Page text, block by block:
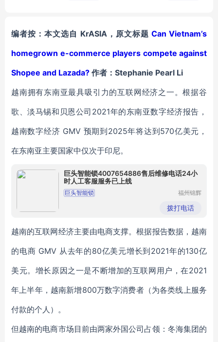
编者按：本文选自 KrASIA，原文标题 Can Vietnam’s
homegrown e-commerce players compete against
Shopee and Lazada? 作者：Stephanie Pearl Li
越南拥有东南亚最具吸引力的互联网经济之一。根据谷
歌、淡马锡和贝恩公司2021年的东南亚数字经济报告，
越南数字经济 GMV 预期到2025年将达到570亿美元，
在东南亚主要国家中仅次于印尼。
巨头智能锁4007654886售后维修电话24小
时人工客服服务已上线
巨头智能锁
福州锦辉
有限公司
拨打电话
越南的互联网经济主要由电商支撑。根据报告数据，越南
的电商 GMV 从去年的80亿美元增长到2021年的130亿
美元。增长原因之一是不断增加的互联网用户，在2021
年上半年，越南新增800万数字消费者（为各类线上服务
付款的个人）。
但越南的电商市场目前由两家外国公司占领：冬海集团的